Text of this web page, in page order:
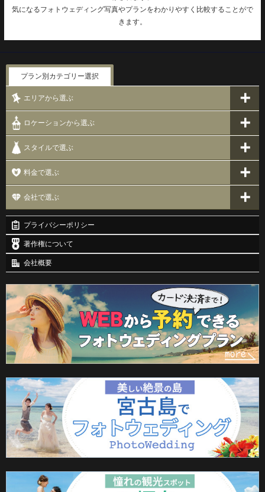
気になるフォトウェディング写真やプランをわかりやすく比較することがで
きます。
プラン別カテゴリー選択
エリアから選ぶ
ロケーションから選ぶ
スタイルで選ぶ
料金で選ぶ
会社で選ぶ
プライバシーポリシー
著作権について
会社概要